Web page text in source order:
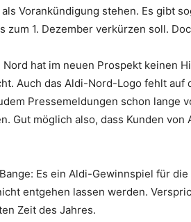
Vorankündigung stehen. Es gibt
zum 1. Dezember verkürzen soll.
Nord hat im neuen Prospekt keinen
Auch das Aldi-Nord-Logo fehlt auf
Pressemeldungen schon lange
Gut möglich also, dass Kunden
Es ein Aldi-Gewinnspiel für
entgehen lassen werden.
Zeit des Jahres.